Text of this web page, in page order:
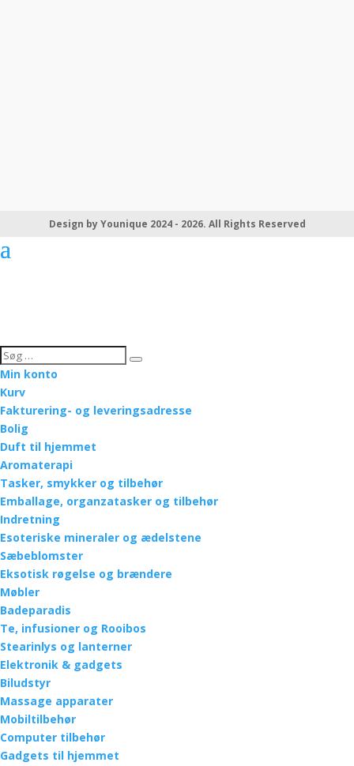
Design by Younique 2024 - 2026. All Rights Reserved
Min konto
Kurv
Fakturering- og leveringsadresse
Bolig
Duft til hjemmet
Aromaterapi
Tasker, smykker og tilbehør
Emballage, organzatasker og tilbehør
Indretning
Esoteriske mineraler og ædelstene
Sæbeblomster
Eksotisk røgelse og brændere
Møbler
Badeparadis
Te, infusioner og Rooibos
Stearinlys og lanterner
Elektronik & gadgets
Biludstyr
Massage apparater
Mobiltilbehør
Computer tilbehør
Gadgets til hjemmet